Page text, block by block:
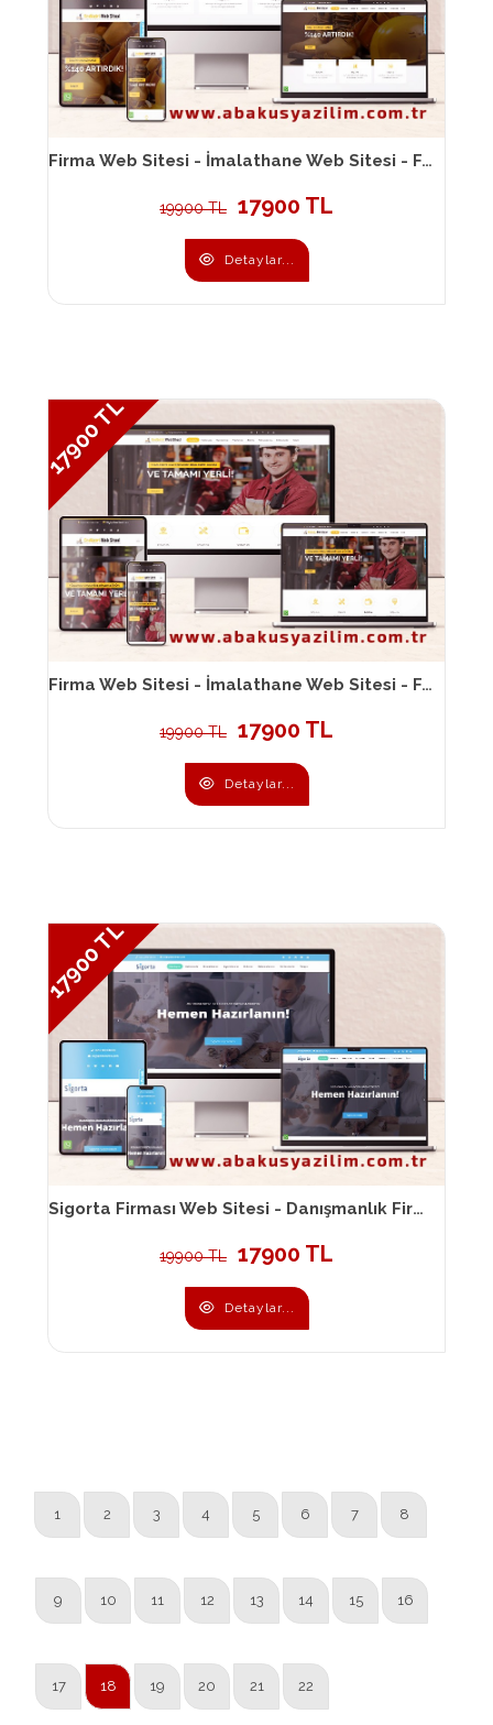
Firma Web Sitesi - İmalathane Web Sitesi - Fabrika Web Sitesi 108
19900 TL 17900 TL
Detaylar...
17900 TL
Firma Web Sitesi - İmalathane Web Sitesi - Fabrika Web Sitesi 109
19900 TL 17900 TL
Detaylar...
17900 TL
Sigorta Firması Web Sitesi - Danışmanlık Firması Web Sitesi 110
19900 TL 17900 TL
Detaylar...
1 2 3 4 5 6 7 8
9 10 11 12 13 14 15 16
17 18 19 20 21 22